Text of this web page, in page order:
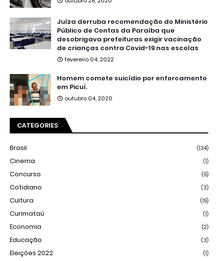
Juíza derruba recomendação do Ministério
Público de Contas da Paraíba que
desobrigava prefeituras exigir vacinação
de crianças contra Covid-19 nas escolas
fevereiro 04, 2022
Homem comete suicídio por enforcamento
em Picuí.
outubro 04, 2020
CATEGORIES
Brasil (134)
Cinema (1)
Concurso (5)
Cotidiano (3)
Cultura (15)
Curimataú (1)
Economia (2)
Educação (3)
Eleições 2022 (1)